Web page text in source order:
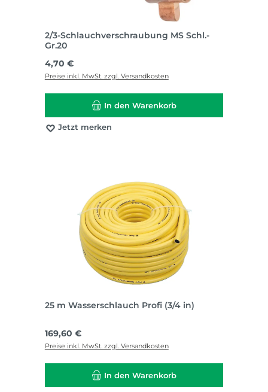
2/3-Schlauchverschraubung MS Schl.-
Gr.20
Regulärer Preis:
4,70 €
Preise inkl. MwSt. zzgl. Versandkosten
In den Warenkorb
Jetzt merken
25 m Wasserschlauch Profi (3/4 in)
Regulärer Preis:
169,60 €
Preise inkl. MwSt. zzgl. Versandkosten
In den Warenkorb